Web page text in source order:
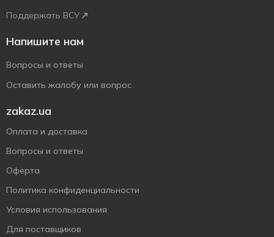
Поддержать ВСУ
Напишите нам
Вопросы и ответы
Оставить жалобу или вопрос
zakaz.ua
Оплата и доставка
Вопросы и ответы
Оферта
Политика конфиденциальности
Условия использования
Для поставщиков